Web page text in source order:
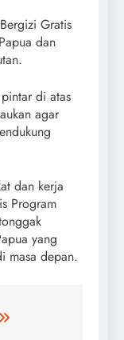
Gratis
dan
di atas
agar
dan kerja
Program
yang
masa depan.